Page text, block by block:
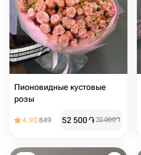
Пионовидные кустовые
розы️️
4.90849 52 500֏70 000֏